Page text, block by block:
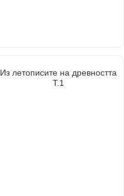
Из летописите на древността
Т.1